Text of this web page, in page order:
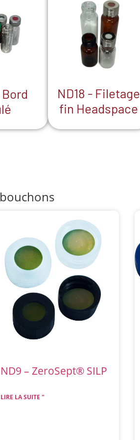
Bord
ND18 - Filetage
fin Headspace
ND9 – ZeroSept® SILP
LIRE LA SUITE "